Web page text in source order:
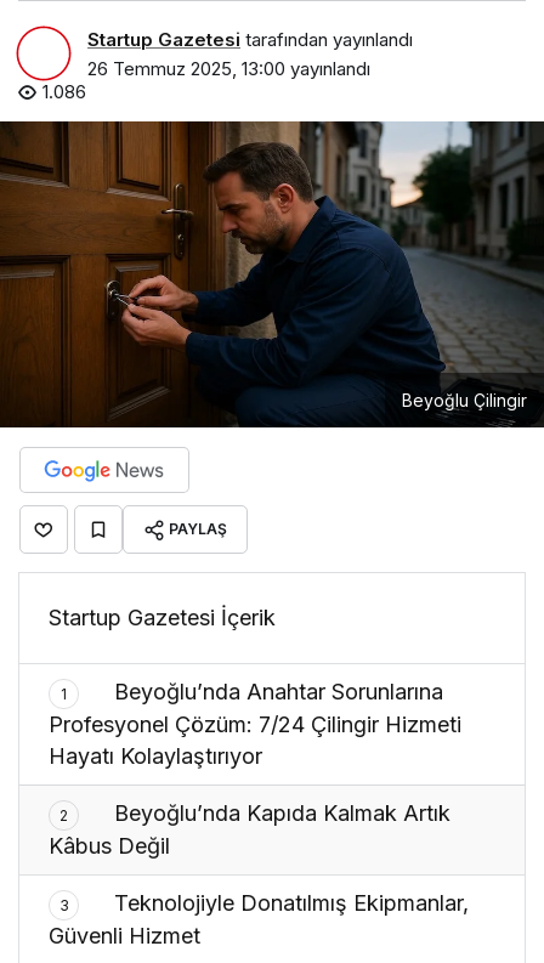
Startup Gazetesi tarafından yayınlandı
26 Temmuz 2025, 13:00 yayınlandı
1.086
Beyoğlu Çilingir
PAYLAŞ
Startup Gazetesi İçerik
1
Beyoğlu’nda Anahtar Sorunlarına
Profesyonel Çözüm: 7/24 Çilingir Hizmeti
Hayatı Kolaylaştırıyor
2
Beyoğlu’nda Kapıda Kalmak Artık
Kâbus Değil
3
Teknolojiyle Donatılmış Ekipmanlar,
Güvenli Hizmet